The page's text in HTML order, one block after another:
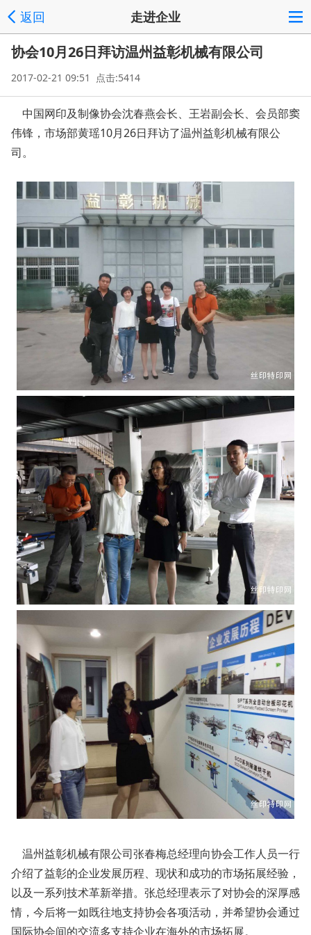
返回 走进企业
协会10月26日拜访温州益彰机械有限公司
2017-02-21 09:51 点击:5414
中国网印及制像协会沈春燕会长、王岩副会长、会员部窦
伟锋，市场部黄瑶10月26日拜访了温州益彰机械有限公
司。
温州益彰机械有限公司张春梅总经理向协会工作人员一行
介绍了益彰的企业发展历程、现状和成功的市场拓展经验，
以及一系列技术革新举措。张总经理表示了对协会的深厚感
情，今后将一如既往地支持协会各项活动，并希望协会通过
国际协会间的交流多支持企业在海外的市场拓展。